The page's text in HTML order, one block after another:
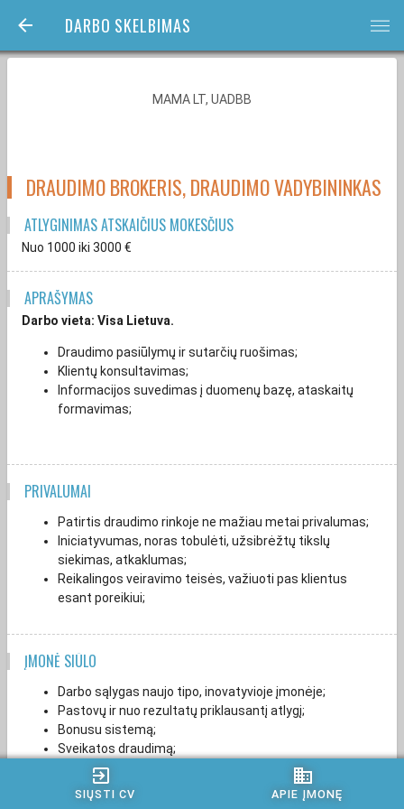
DARBO SKELBIMAS bars
exit_to_app
SIŲSTI CV
business
APIE ĮMONĘ
MAMA LT, UADBB
DRAUDIMO BROKERIS, DRAUDIMO VADYBININKAS
ATLYGINIMAS ATSKAIČIUS MOKESČIUS
Nuo 1000 iki 3000 €
APRAŠYMAS
Darbo vieta: Visa Lietuva.
Draudimo pasiūlymų ir sutarčių ruošimas;
Klientų konsultavimas;
Informacijos suvedimas į duomenų bazę, ataskaitų
formavimas;
PRIVALUMAI
Patirtis draudimo rinkoje ne mažiau metai privalumas;
Iniciatyvumas, noras tobulėti, užsibrėžtų tikslų
siekimas, atkaklumas;
Reikalingos veiravimo teisės, važiuoti pas klientus
esant poreikiui;
ĮMONĖ SIŪLO
Darbo sąlygas naujo tipo, inovatyvioje įmonėje;
Pastovų ir nuo rezultatų priklausantį atlygį;
Bonusu sistemą;
Sveikatos draudimą;
Galimybė dirbti hibridiniu būdu;